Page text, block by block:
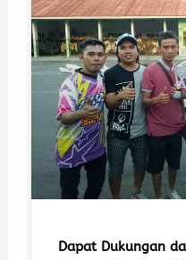
Dapat Dukungan